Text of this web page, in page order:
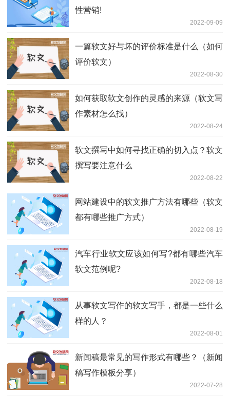
性营销!
2022-09-09
一篇软文好与坏的评价标准是什么（如何
评价软文）
2022-08-30
如何获取软文创作的灵感的来源（软文写
作素材怎么找）
2022-08-24
软文撰写中如何寻找正确的切入点？软文
撰写要注意什么
2022-08-22
网站建设中的软文推广方法有哪些（软文
都有哪些推广方式）
2022-08-19
汽车行业软文应该如何写?都有哪些汽车
软文范例呢?
2022-08-18
从事软文写作的软文写手，都是一些什么
样的人？
2022-08-01
新闻稿最常见的写作形式有哪些？（新闻
稿写作模板分享）
2022-07-28